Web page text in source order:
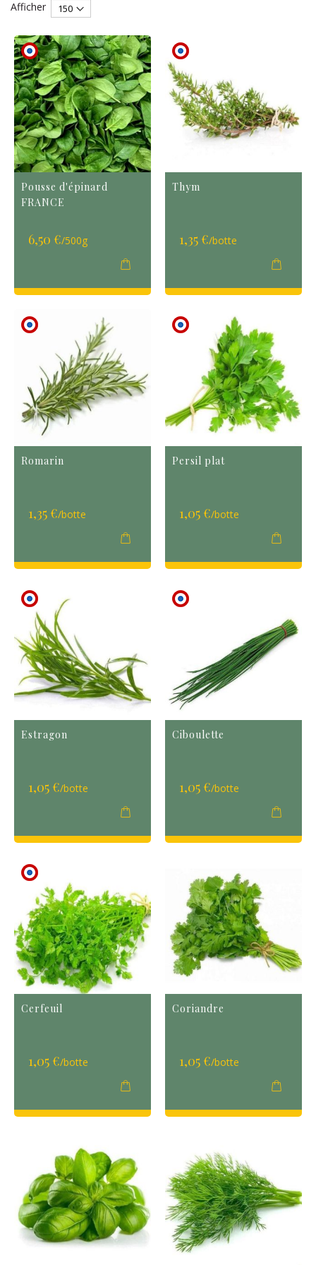
Afficher
Pousse d'épinard
FRANCE
6,50 €/500g
Thym
1,35 €/botte
Romarin
1,35 €/botte
Persil plat
1,05 €/botte
Estragon
1,05 €/botte
Ciboulette
1,05 €/botte
Cerfeuil
1,05 €/botte
Coriandre
1,05 €/botte